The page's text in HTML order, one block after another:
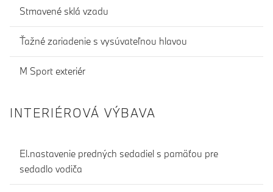
Stmavené sklá vzadu
Ťažné zariadenie s vysúvateľnou hlavou
M Sport exteriér
INTERIÉROVÁ VÝBAVA
El.nastavenie predných sedadiel s pamäťou pre
sedadlo vodiča